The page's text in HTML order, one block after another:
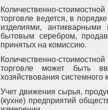
Количественно-
торговле ведется, в
изделиями,
бытовым серебром,
принятых на комиссию.
Количественно-
торговле может быть
хозяйствования системного
Учет движения сырья,
(кухне) предприятий